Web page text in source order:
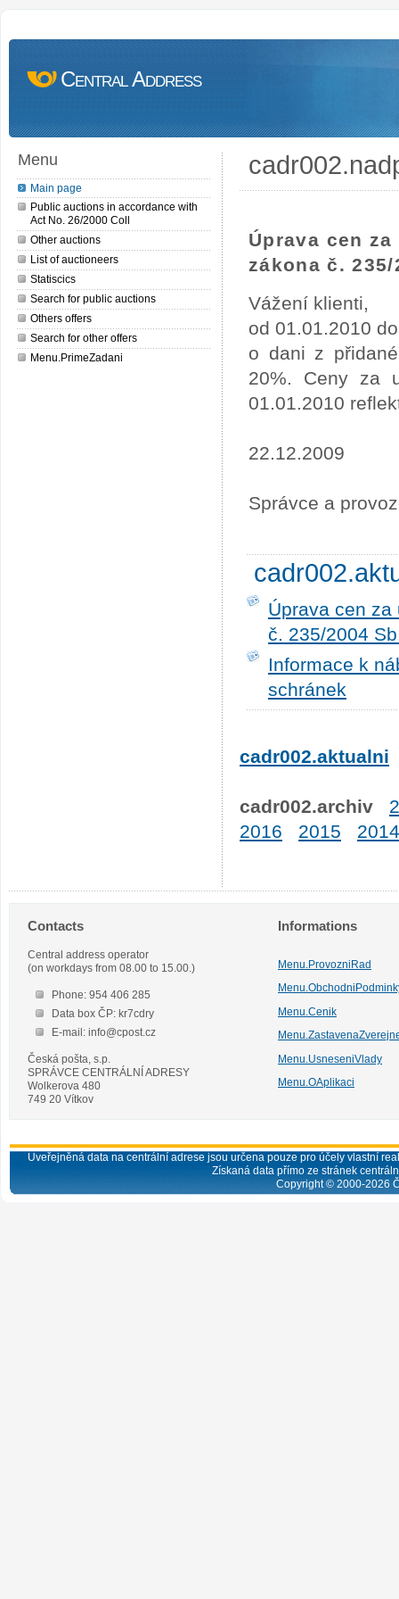
Central Address
Menu
Main page
Public auctions in accordance with
Act No. 26/2000 Coll
Other auctions
List of auctioneers
Statiscics
Search for public auctions
Others offers
Search for other offers
Menu.PrimeZadani
Úprava cen
zákona č. 235/
Vážení klienti,
od 01.01.2010
o dani z
20%. Ceny za
01.01.2010
22.12.2009
Správce a
Úprava cen
č. 235/2004
Informace k
schránek
cadr002.aktualni
cadr002.archiv
2016
2015 2014
Contacts
Central address operator
(on workdays from 08.00 to 15.00.)
Phone: 954 406 285
Data box ČP: kr7cdry
E-mail: info@cpost.cz
Česká pošta, s.p.
SPRÁVCE CENTRÁLNÍ ADRESY
Wolkerova 480
749 20 Vítkov
Informations
Menu.ProvozniRad
Menu.Cenik
Menu.UsneseniVlady
Menu.OAplikaci
Uveřejněná data na centrální adrese jsou určena pouze pro účely vlastní
Získaná data přímo ze stránek
Copyright © 2000-2026